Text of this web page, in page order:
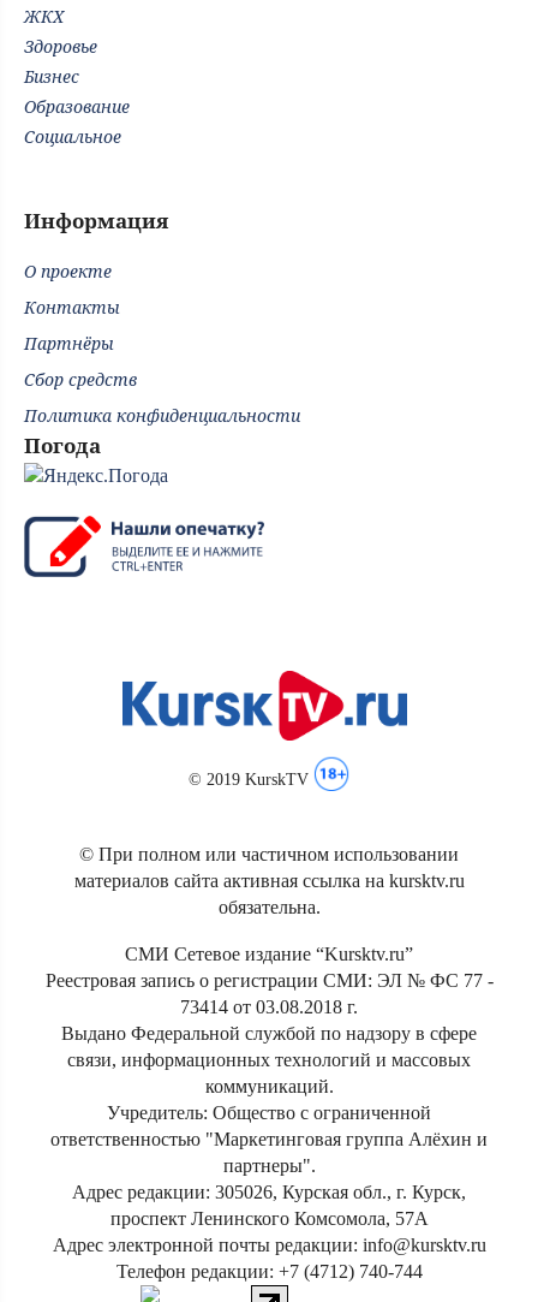
ЖКХ
Здоровье
Бизнес
Образование
Социальное
Информация
О проекте
Контакты
Партнёры
Сбор средств
Политика конфиденциальности
Погода
© 2019 KurskTV
© При полном или частичном использовании
материалов сайта активная ссылка на kursktv.ru
обязательна.
СМИ Сетевое издание “Kursktv.ru”
Реестровая запись о регистрации СМИ: ЭЛ № ФС 77 -
73414 от 03.08.2018 г.
Выдано Федеральной службой по надзору в сфере
связи, информационных технологий и массовых
коммуникаций.
Учредитель: Общество с ограниченной
ответственностью "Маркетинговая группа Алёхин и
партнеры".
Адрес редакции: 305026, Курская обл., г. Курск,
проспект Ленинского Комсомола, 57А
Адрес электронной почты редакции: info@kursktv.ru
Телефон редакции: +7 (4712) 740-744